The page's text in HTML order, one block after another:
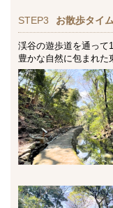
STEP3 お散歩タイム
渓谷の遊歩道を通って
豊かな自然に包まれ